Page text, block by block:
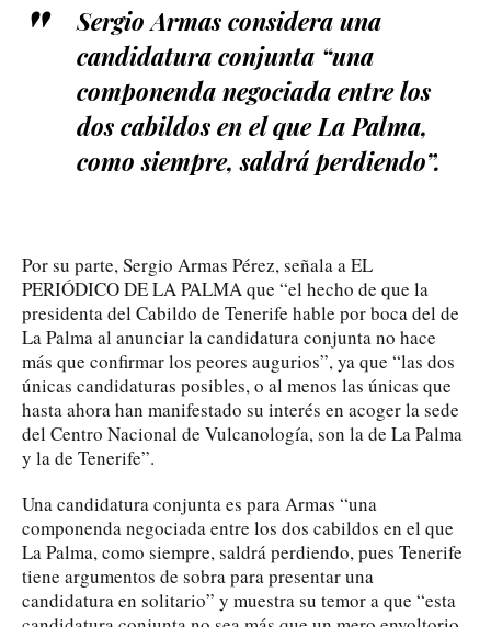
Sergio Armas considera una
candidatura conjunta “una
componenda negociada entre los
dos cabildos en el que La Palma,
como siempre, saldrá perdiendo”.
Por su parte, Sergio Armas Pérez, señala a EL
PERIÓDICO DE LA PALMA que “el hecho de que la
presidenta del Cabildo de Tenerife hable por boca del de
La Palma al anunciar la candidatura conjunta no hace
más que confirmar los peores augurios”, ya que “las dos
únicas candidaturas posibles, o al menos las únicas que
hasta ahora han manifestado su interés en acoger la sede
del Centro Nacional de Vulcanología, son la de La Palma
y la de Tenerife”.
Una candidatura conjunta es para Armas “una
componenda negociada entre los dos cabildos en el que
La Palma, como siempre, saldrá perdiendo, pues Tenerife
tiene argumentos de sobra para presentar una
candidatura en solitario” y muestra su temor a que “esta